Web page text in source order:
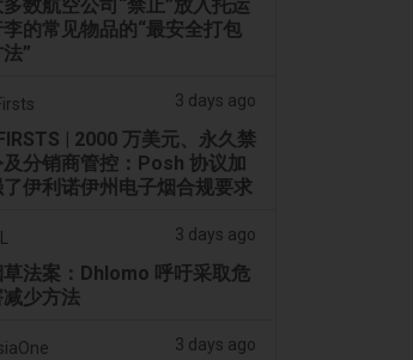
多数航空公司“禁止”放入托运
李的常见物品的“最安全打包
”
3 days ago
| 2000 万美元、永久禁
及分销商管控：Posh 协议加
了伊利诺伊州电子烟合规要求
3 days ago
法案：Dhlomo 呼吁采取危
减少方法
3 days ago